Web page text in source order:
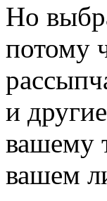
Но
потому
и
вашему
вашем